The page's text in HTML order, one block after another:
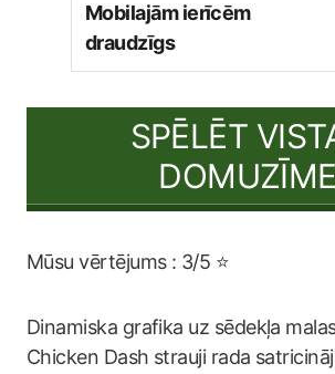
Mobilajām ierīcēm
draudzīgs
SPĒLĒT
DOMUZĪME
Mūsu vērtējums : 3/5 ⭐
Dinamiska grafika uz sēdekļa
Chicken Dash strauji rada